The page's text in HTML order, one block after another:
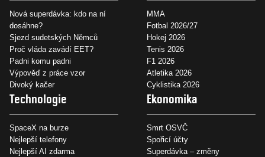
Nová superdávka: kdo na ní
dosáhne?
Sjezd sudetských Němců
Proč vláda zavádí EET?
Padni komu padni
Výpověď z práce vzor
Divoký kačer
MMA
Fotbal 2026/27
Hokej 2026
Tenis 2026
F1 2026
Atletika 2026
Cyklistika 2026
Technologie
SpaceX na burze
Nejlepší telefony
Nejlepší AI zdarma
Ekonomika
Smrt OSVČ
Spořicí účty
Superdávka – změny